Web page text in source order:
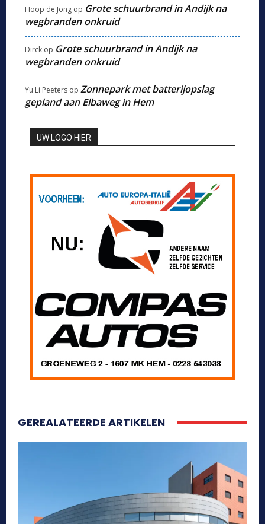
Hoop de Jong op Grote schuurbrand in Andijk na
wegbranden onkruid
Dirck op Grote schuurbrand in Andijk na
wegbranden onkruid
Yu Li Peeters op Zonnepark met batterijopslag
gepland aan Elbaweg in Hem
UW LOGO HIER
GEREALATEERDE ARTIKELEN